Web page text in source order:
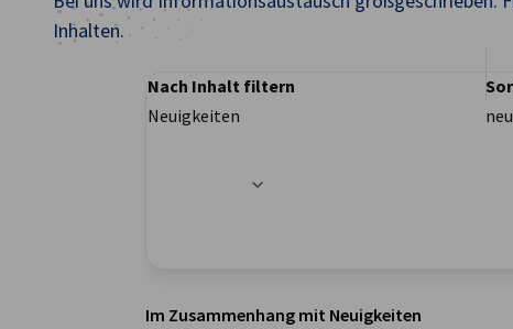
Inhalten.
Filteroptionen wurden erfolgreich aktualisiert
Nach Inhalt filtern
Neuigkeiten
Im Zusammenhang mit Neuigkeiten